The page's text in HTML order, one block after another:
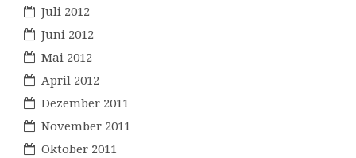
Juli 2012
Juni 2012
Mai 2012
April 2012
Dezember 2011
November 2011
Oktober 2011